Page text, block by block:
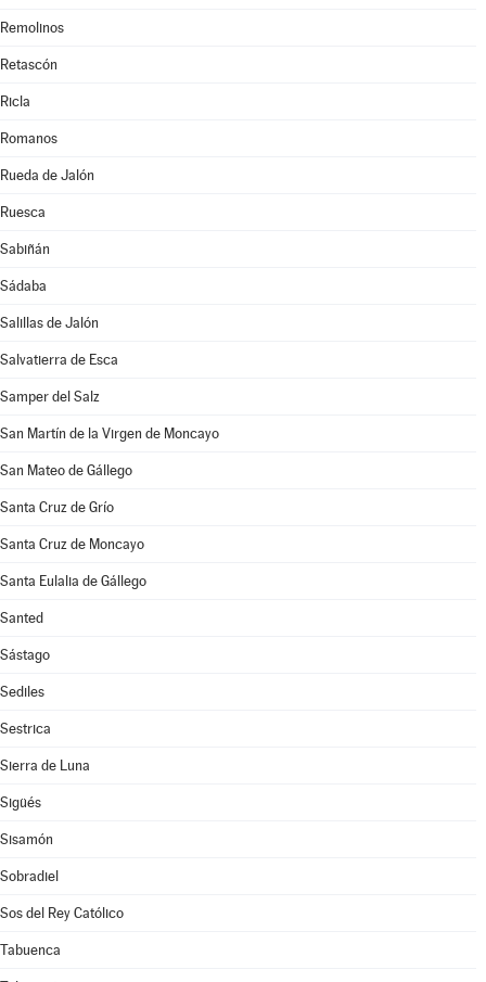
Remolinos
Retascón
Ricla
Romanos
Rueda de Jalón
Ruesca
Sabiñán
Sádaba
Salillas de Jalón
Salvatierra de Esca
Samper del Salz
San Martín de la Virgen de Moncayo
San Mateo de Gállego
Santa Cruz de Grío
Santa Cruz de Moncayo
Santa Eulalia de Gállego
Santed
Sástago
Sediles
Sestrica
Sierra de Luna
Sigüés
Sisamón
Sobradiel
Sos del Rey Católico
Tabuenca